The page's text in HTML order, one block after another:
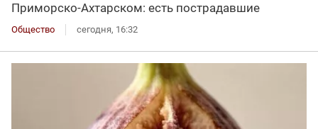
Приморско-Ахтарском: есть пострадавшие
Общество сегодня, 16:32